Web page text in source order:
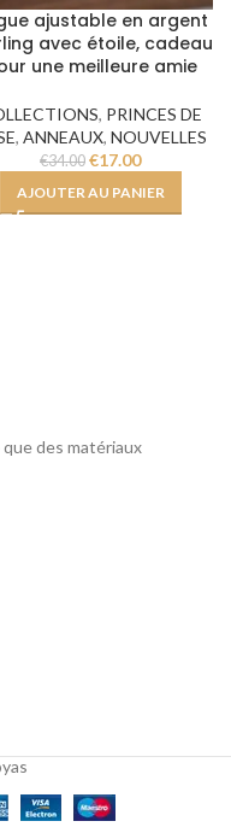
ajustable en argent
avec étoile, cadeau
une meilleure amie
, PRINCES DE
, ANNEAUX, NOUVELLES
€34.00 €17.00
AJOUTER AU PANIER
des matériaux